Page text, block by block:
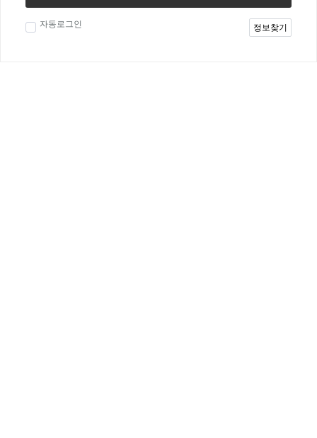
자동로그인 정보찾기